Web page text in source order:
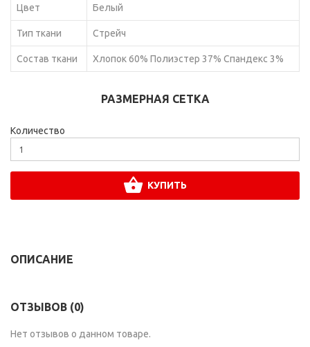
Цвет Белый
Тип ткани Стрейч
Состав ткани Хлопок 60% Полиэстер 37% Спандекс 3%
РАЗМЕРНАЯ СЕТКА
Количество
КУПИТЬ
ОПИСАНИЕ
ОТЗЫВОВ (0)
Нет отзывов о данном товаре.